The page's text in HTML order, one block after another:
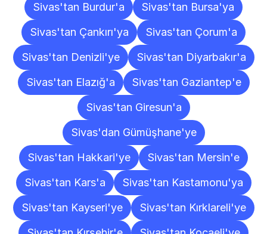
Sivas'tan Burdur'a
Sivas'tan Bursa'ya
Sivas'tan Çankırı'ya
Sivas'tan Çorum'a
Sivas'tan Denizli'ye
Sivas'tan Diyarbakır'a
Sivas'tan Elazığ'a
Sivas'tan Gaziantep'e
Sivas'tan Giresun'a
Sivas'dan Gümüşhane'ye
Sivas'tan Hakkari'ye
Sivas'tan Mersin'e
Sivas'tan Kars'a
Sivas'tan Kastamonu'ya
Sivas'tan Kayseri'ye
Sivas'tan Kırklareli'ye